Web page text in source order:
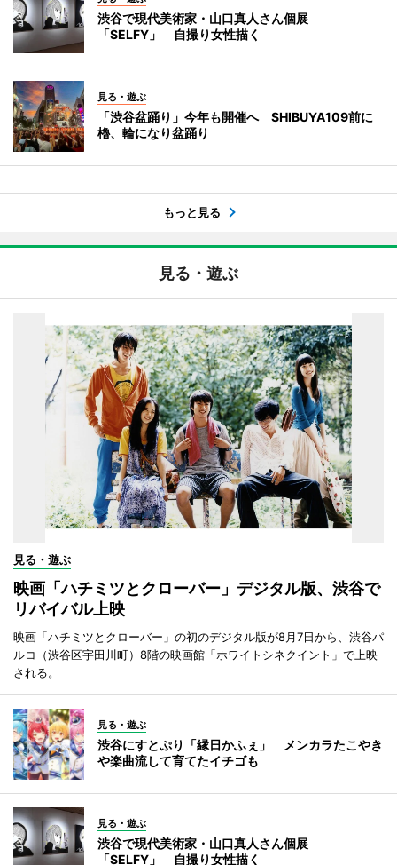
渋谷で現代美術家・山口真人さん個展
「SELFY」 自撮り女性描く
見る・遊ぶ
「渋谷盆踊り」今年も開催へ SHIBUYA109前に
櫓、輪になり盆踊り
もっと見る
見る・遊ぶ
見る・遊ぶ
映画「ハチミツとクローバー」デジタル版、渋谷で
リバイバル上映
映画「ハチミツとクローバー」の初のデジタル版が8月7日から、渋谷パ
ルコ（渋谷区宇田川町）8階の映画館「ホワイトシネクイント」で上映
される。
見る・遊ぶ
渋谷にすとぷり「縁日かふぇ」 メンカラたこやき
や楽曲流して育てたイチゴも
見る・遊ぶ
渋谷で現代美術家・山口真人さん個展
「SELFY」 自撮り女性描く